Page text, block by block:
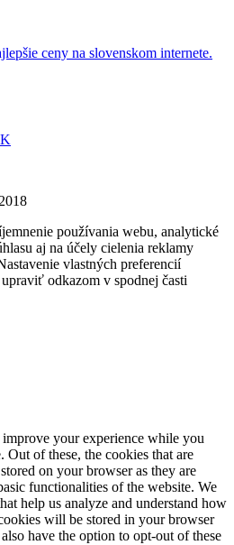
používania webu, analytické
aj na účely cielenia reklamy
vlastných preferencií
odkazom v spodnej časti
your experience while you
Out of these, the cookies that are
on your browser as they are
functionalities of the website. We
help us analyze and understand how
will be stored in your browser
have the option to opt-out of these